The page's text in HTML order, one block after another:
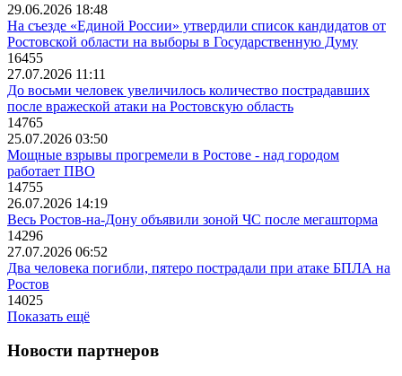
29.06.2026 18:48
На съезде «Единой России» утвердили список кандидатов от
Ростовской области на выборы в Государственную Думу
16455
27.07.2026 11:11
До восьми человек увеличилось количество пострадавших
после вражеской атаки на Ростовскую область
14765
25.07.2026 03:50
Мощные взрывы прогремели в Ростове - над городом
работает ПВО
14755
26.07.2026 14:19
Весь Ростов-на-Дону объявили зоной ЧС после мегашторма
14296
27.07.2026 06:52
Два человека погибли, пятеро пострадали при атаке БПЛА на
Ростов
14025
Показать ещё
Новости партнеров